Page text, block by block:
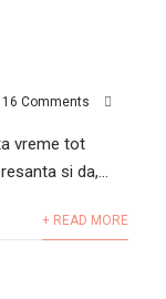
16 Comments
vreme tot
si da,...
+ READ MORE